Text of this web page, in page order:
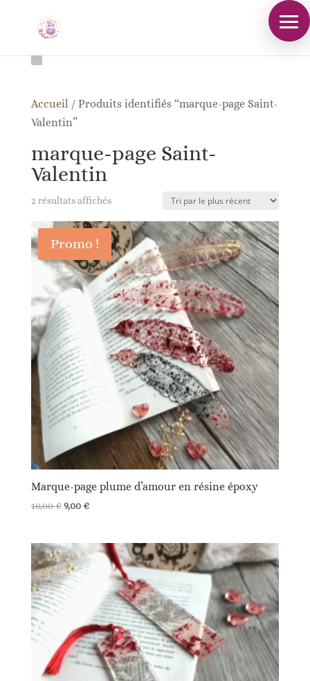
Accueil / Produits identifiés “marque-page Saint-
Valentin”
marque-page Saint-
Valentin
2 résultats affichésTrié
plus
récent
au
plus
ancien
Promo !
Marque-page plume d’amour en résine époxy
10,00€ Le
était :
10,00 €.
9,00 €Le
est :
9,00 €.